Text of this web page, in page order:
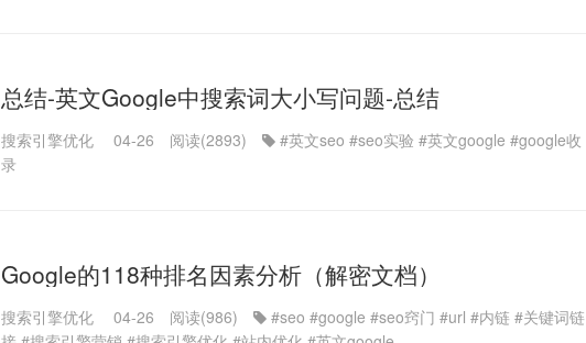
总结-英文Google中搜索词大小写问题-总结
搜索引擎优化 04-26 阅读(2893) #英文seo #seo实验 #英文google #google收
录
Google的118种排名因素分析（解密文档）
搜索引擎优化 04-26 阅读(986) #seo #google #seo窍门 #url #内链 #关键词链